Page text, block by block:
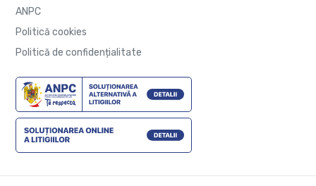
ANPC
Politică cookies
Politică de confidențialitate